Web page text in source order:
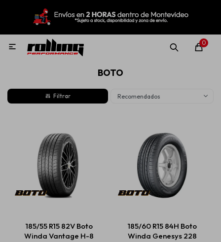
0

BOTO
Recomendados
185/55 R15 82V Boto
Winda Vantage H-8
185/60 R15 84H Boto
Winda Genesys 228
MI CUENTA
Nuevo! Rolling Repuestos
Lubricantes
Aditivos